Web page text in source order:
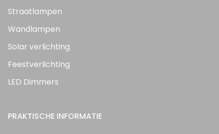
Straatlampen
Wandlampen
Solar verlichting
Feestverlichting
LED Dimmers
PRAKTISCHE INFORMATIE